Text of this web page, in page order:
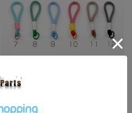
スマホストラップ スマホショル
ーホルダー 約16cm（1ヶ）